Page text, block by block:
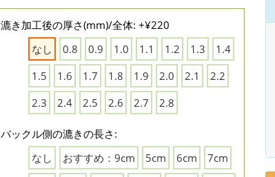
漉き加工後の厚さ(mm)/全体: +¥220
なし
0.8 0.9 1.0 1.1 1.2 1.3
1.4
1.5
1.6 1.7 1.8 1.9 2.0 2.1
2.2
2.3
2.4 2.5 2.6 2.7 2.8
バックル側の漉きの長さ:
なし
おすすめ：9cm 5cm 6cm
7cm